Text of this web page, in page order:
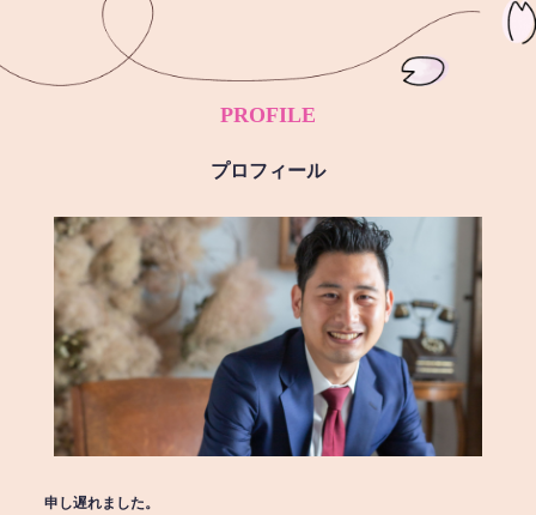
PROFILE
プロフィール
申し遅れました。